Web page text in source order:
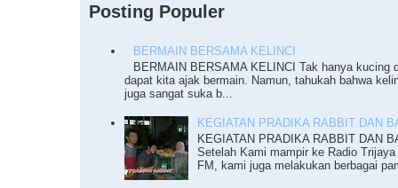
Posting Populer
BERMAIN BERSAMA KELINCI
BERMAIN BERSAMA KELINCI Tak hanya kucing
dapat kita ajak bermain. Namun, tahukah bahwa
juga sangat suka b...
KEGIATAN PRADIKA RABBIT DAN
KEGIATAN PRADIKA RABBIT DAN
Setelah Kami mampir ke Radio
FM, kami juga melakukan berbagai